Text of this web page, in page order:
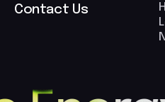
Contact Us